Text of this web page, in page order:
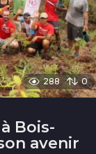
288 0
Bois-
avenir